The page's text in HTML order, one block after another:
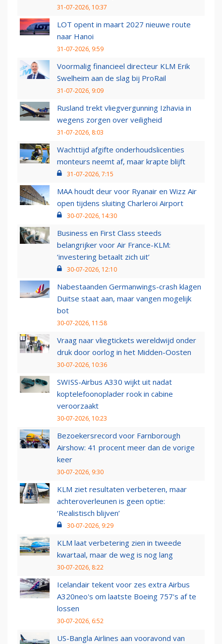
31-07-2026, 10:37
LOT opent in maart 2027 nieuwe route
naar Hanoi
31-07-2026, 9:59
Voormalig financieel directeur KLM Erik
Swelheim aan de slag bij ProRail
31-07-2026, 9:09
Rusland trekt vliegvergunning Izhavia in
wegens zorgen over veiligheid
31-07-2026, 8:03
Wachttijd afgifte onderhoudslicenties
monteurs neemt af, maar krapte blijft
31-07-2026, 7:15
MAA houdt deur voor Ryanair en Wizz Air
open tijdens sluiting Charleroi Airport
30-07-2026, 14:30
Business en First Class steeds
belangrijker voor Air France-KLM:
‘investering betaalt zich uit’
30-07-2026, 12:10
Nabestaanden Germanwings-crash klagen
Duitse staat aan, maar vangen mogelijk
bot
30-07-2026, 11:58
Vraag naar vliegtickets wereldwijd onder
druk door oorlog in het Midden-Oosten
30-07-2026, 10:36
SWISS-Airbus A330 wijkt uit nadat
koptelefoonoplader rook in cabine
veroorzaakt
30-07-2026, 10:23
Bezoekersrecord voor Farnborough
Airshow: 41 procent meer dan de vorige
keer
30-07-2026, 9:30
KLM ziet resultaten verbeteren, maar
achteroverleunen is geen optie:
‘Realistisch blijven’
30-07-2026, 9:29
KLM laat verbetering zien in tweede
kwartaal, maar de weg is nog lang
30-07-2026, 8:22
Icelandair tekent voor zes extra Airbus
A320neo's om laatste Boeing 757's af te
lossen
30-07-2026, 6:52
US-Bangla Airlines aan vooravond van